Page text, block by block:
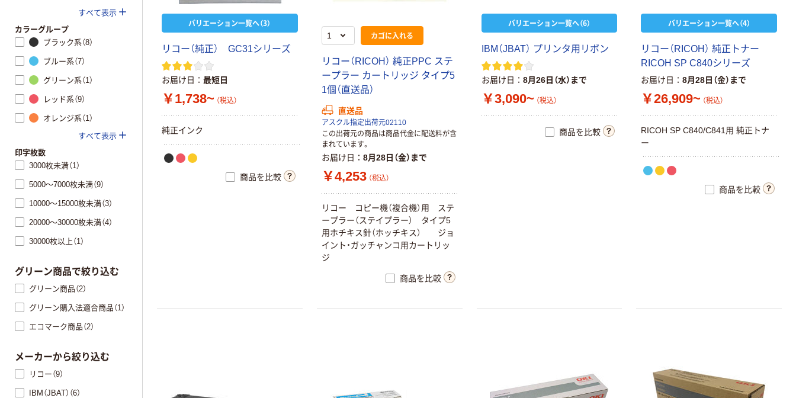
バリエーション一覧へ（3）
リ コー （純正） GC31シ リ ーズ
お届け日 最短日
￥1,738~ （税込）
純正イ ンク
商品を比較
カゴに入れる
リ コー （ R COH ） 純正PPC ステ
ープラー カー ト リ ッジ タイ プ5
1個 （直送品）
直送品
アスクル指定出荷元02110
この出荷元の商品は商品代金に配送料が含
まれています。
お届け日 8月28日（金）まで
￥4,253 （税込）
リ コー コ ピー機（複合機） 用 ステ
ープラー（ステイプラー） タイプ5
用ホチキス針（ホッチキス） ジ ョ
イ ン ト ・ガッチャ ンコ用カー ト リ ッ
ジ
商品を比較
バリエーション一覧へ（6）
BM （JBAT） プリ ンタ用 リ ボ ン
お届け日 8月26日（水）まで
￥3,090~ （税込）
商品を比較
バリエーション一覧へ（4）
リ コー （ R ICOH ） 純正 トナー
R ICOH SP C840シ リ ーズ
お届け日 8月28日（金）まで
￥26,909~ （税込）
RICOH SP C840/C841 用 純正 トナ
ー
商品を比較
すべて表示
カラーグループ
ブラック系（8）
ブルー系（7）
グリーン系（1）
レッド系（9）
オレンジ系（1）
すべて表示
印字枚数
3000枚未満（1）
5000～7000枚未満（9）
10000～15000枚未満（3）
20000～30000枚未満（4）
30000枚以上（1）
グリーン商品で絞り込む
グリーン商品（2）
グリーン購入法適合商品（1）
エコマーク商品（2）
メーカーから絞り込む
リコー（9）
IBM（JBAT）（6）